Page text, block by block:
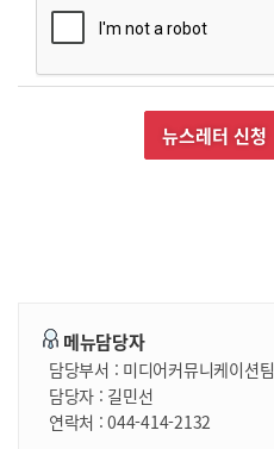
메뉴담당자
담당부서 : 미디어커뮤니케이션팀
담당자 : 길민선
연락처 :044-414-2132